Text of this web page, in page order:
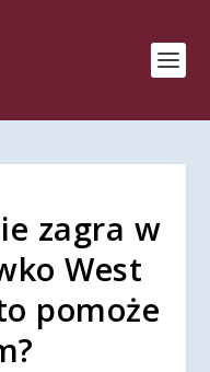
zagra w
West
pomoże